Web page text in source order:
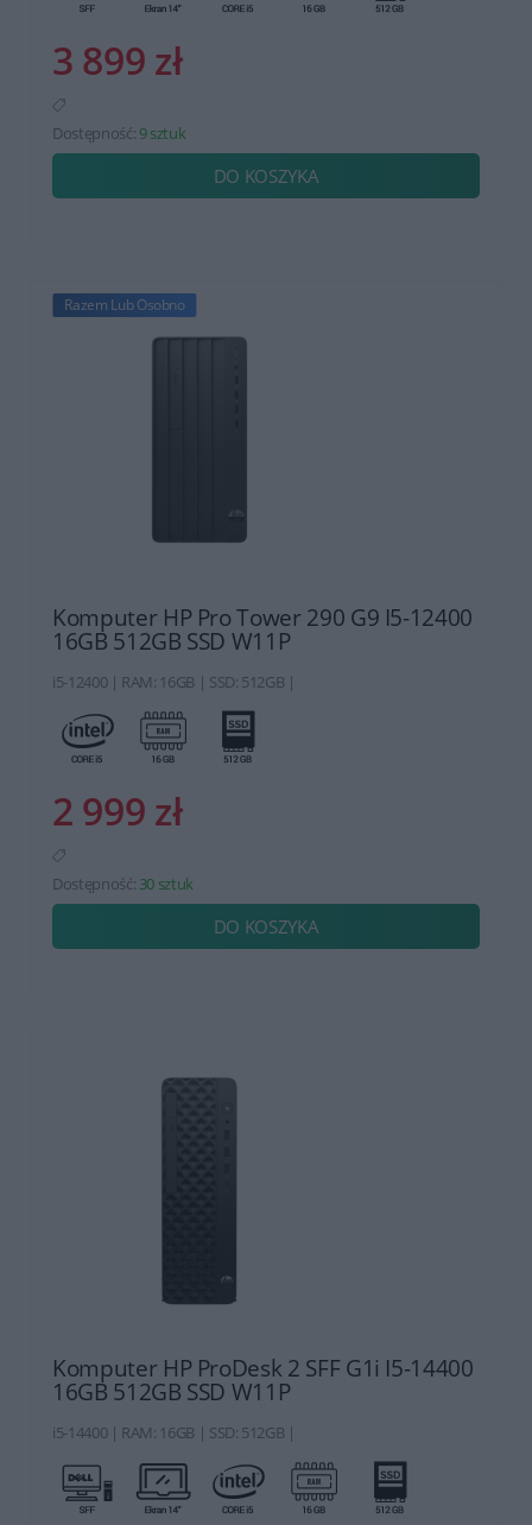
3 899 zł
Dostępność: 9 sztuk
DO KOSZYKA
Razem Lub Osobno
Komputer HP Pro Tower 290 G9 I5-12400
16GB 512GB SSD W11P
i5-12400 | RAM: 16GB | SSD: 512GB |
2 999 zł
Dostępność: 30 sztuk
DO KOSZYKA
Komputer HP ProDesk 2 SFF G1i I5-14400
16GB 512GB SSD W11P
i5-14400 | RAM: 16GB | SSD: 512GB |